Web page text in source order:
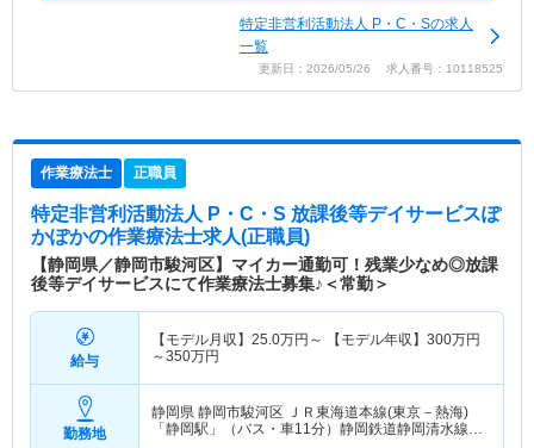
特定非営利活動法人 P・C・Sの求人
一覧
更新日：2026/05/26 求人番号：10118525
作業療法士 正職員
特定非営利活動法人 P・C・S 放課後等デイサービスぽ
かぽかの作業療法士求人(正職員)
【静岡県／静岡市駿河区】マイカー通勤可！残業少なめ◎放課
後等デイサービスにて作業療法士募集♪＜常勤＞
給与
【モデル月収】 25.0万円～ 【モデル年収】 300万円
～350万円
勤務地
静岡県 静岡市駿河区 ＪＲ東海道本線(東京－熱海)
「静岡駅」（バス・車11分）静岡鉄道静岡清水線